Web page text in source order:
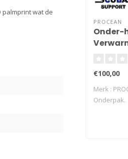
palmprint wat de
PROCEAN
Onder-
€100,00
Merk :
Onderpak.